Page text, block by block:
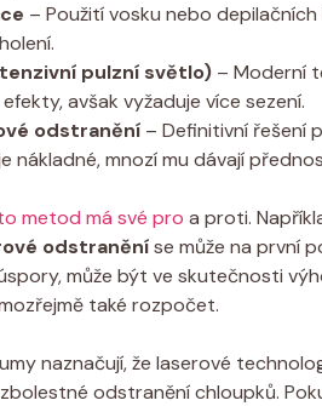
– Použití vosku nebo
pulzní světlo) – Moderní
avšak vyžaduje více sezení.
odstranění – Definitivní řešení
nákladné, mnozí mu dávají
metod má své pro a proti.
odstraněníse může na první
může být ve skutečnosti
také rozpočet.
naznačují, že laserové
odstranění chloupků.